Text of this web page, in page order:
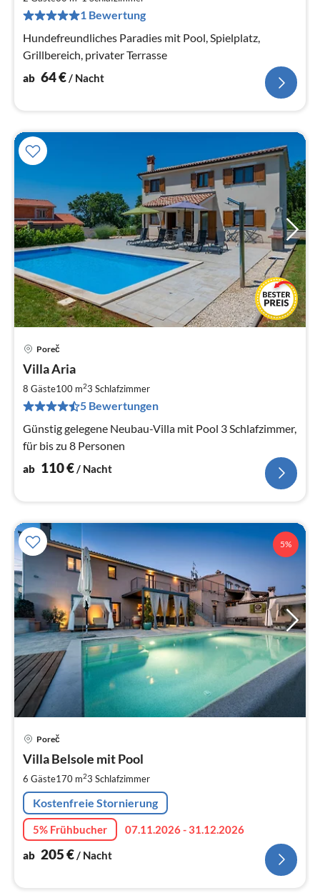
1 Bewertung
Hundefreundliches Paradies mit Pool, Spielplatz,
Grillbereich, privater Terrasse
ab 64€/ Nacht
Poreč
Villa Aria
8 Gäste100 m23 Schlafzimmer
5 Bewertungen
Günstig gelegene Neubau-Villa mit Pool 3 Schlafzimmer,
für bis zu 8 Personen
ab 110€ / Nacht
5%
Poreč
Villa Belsole mit Pool
6 Gäste170 m23 Schlafzimmer
Kostenfreie Stornierung
5% Frühbucher
07.11.2026 - 31.12.2026
ab 205€/ Nacht